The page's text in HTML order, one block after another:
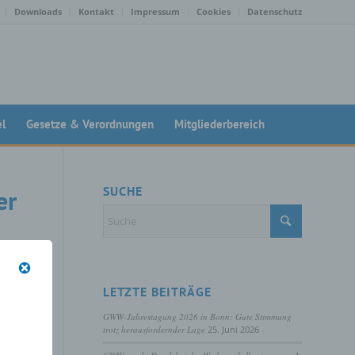
Downloads Kontakt Impressum Cookies Datenschutz
Gesetze & Verordnungen Mitgliederbereich
SUCHE
LETZTE BEITRÄGE
GWW-Jahrestagung 2026 in Bonn: Gute Stimmung
trotz herausfordernder Lage 25. Juni 2026